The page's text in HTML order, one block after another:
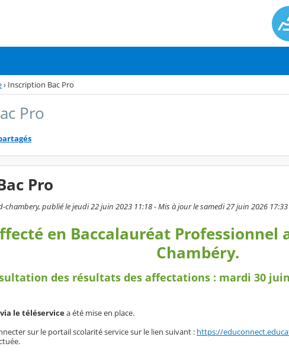
› Inscription Bac Pro
Pro
Pro
publié le jeudi 22 juin 2023 11:18 - Mis à jour le samedi 27 juin 2026 17:33
en Baccalauréat Professionnel
Chambéry.
des résultats des affectations : mardi 30 juin
le téléservicea été mise en place.
sur le portail scolarité service sur le lien suivant : https://